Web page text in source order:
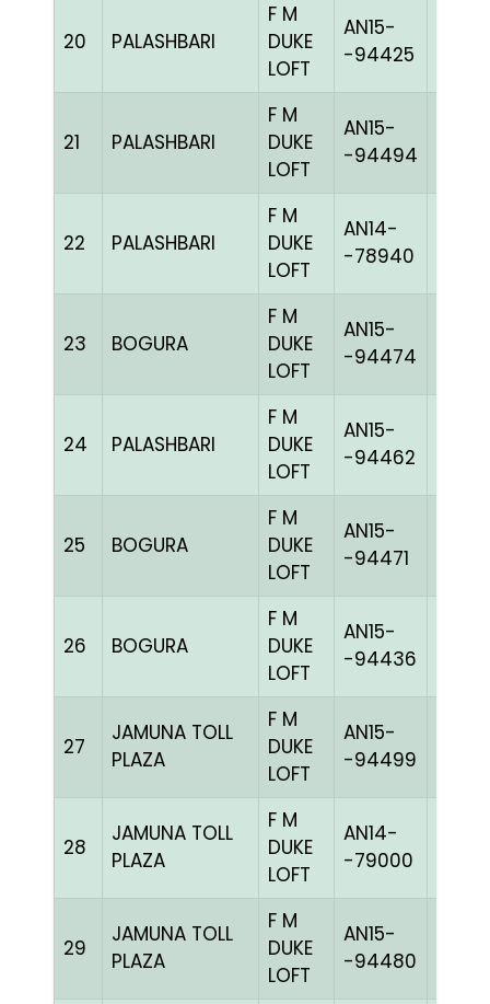
20 PALASHBARI
F M
DUKE
LOFT
AN15-
-94425
21 PALASHBARI
F M
DUKE
LOFT
AN15-
-94494
22 PALASHBARI
F M
DUKE
LOFT
AN14-
-78940
23 BOGURA
F M
DUKE
LOFT
AN15-
-94474
24 PALASHBARI
F M
DUKE
LOFT
AN15-
-94462
25 BOGURA
F M
DUKE
LOFT
AN15-
-94471
26 BOGURA
F M
DUKE
LOFT
AN15-
-94436
27
JAMUNA TOLL
PLAZA
F M
DUKE
LOFT
AN15-
-94499
28
JAMUNA TOLL
PLAZA
F M
DUKE
LOFT
AN14-
-79000
29
JAMUNA TOLL
PLAZA
F M
DUKE
LOFT
AN15-
-94480